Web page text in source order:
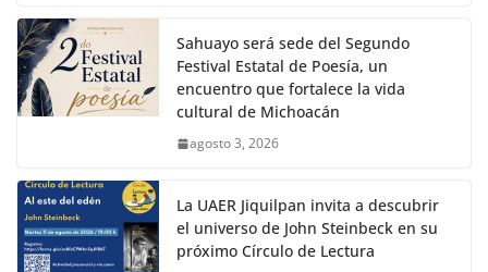
Sahuayo será sede del Segundo
Festival Estatal de Poesía, un
encuentro que fortalece la vida
cultural de Michoacán
agosto 3, 2026
La UAER Jiquilpan invita a descubrir
el universo de John Steinbeck en su
próximo Círculo de Lectura